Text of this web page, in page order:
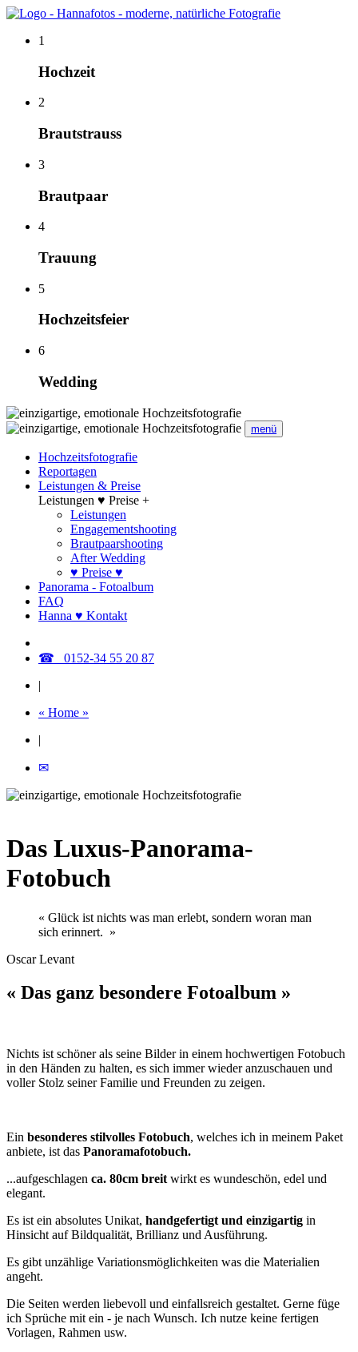
1
Hochzeit
2
Brautstrauss
3
Brautpaar
4
Trauung
5
Hochzeitsfeier
6
Wedding
menü
Hochzeitsfotografie
Reportagen
Leistungen & Preise
Leistungen ♥ Preise +
Leistungen
Engagementshooting
Brautpaarshooting
After Wedding
♥ Preise ♥
Panorama - Fotoalbum
FAQ
Hanna ♥ Kontakt
☎ 0152-34 55 20 87
|
« Home »
|
✉
Das Luxus-Panorama-
Fotobuch
« Glück ist nichts was man erlebt, sondern woran man
sich erinnert. »
Oscar Levant
« Das ganz besondere Fotoalbum »
Nichts ist schöner als seine Bilder in einem hochwertigen Fotobuch
in den Händen zu halten, es sich immer wieder anzuschauen und
voller Stolz seiner Familie und Freunden zu zeigen.
Ein besonderes stilvolles Fotobuch, welches ich in meinem Paket
anbiete, ist das Panoramafotobuch.
...aufgeschlagen ca. 80cm breit wirkt es wundeschön, edel und
elegant.
Es ist ein absolutes Unikat, handgefertigt und einzigartig in
Hinsicht auf Bildqualität, Brillianz und Ausführung.
Es gibt unzählige Variationsmöglichkeiten was die Materialien
angeht.
Die Seiten werden liebevoll und einfallsreich gestaltet. Gerne füge
ich Sprüche mit ein - je nach Wunsch. Ich nutze keine fertigen
Vorlagen, Rahmen usw.